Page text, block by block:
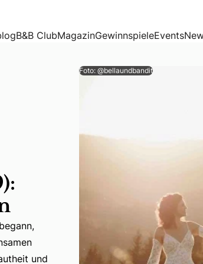
B&B ClubMagazinGewinnspieleEvents
entwickelte sich Schritt für Schritt
und
Foto: @bellaundbandit